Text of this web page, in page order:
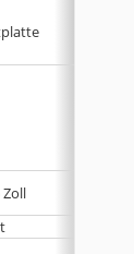
Zoll